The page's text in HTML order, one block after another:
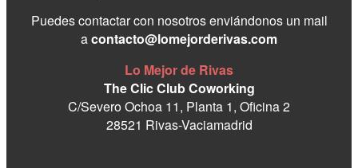
Puedes contactar con nosotros enviándonos un mail
acontacto@lomejorderivas.com
Lo Mejor de Rivas
The Clic Club Coworking
C/Severo Ochoa 11, Planta 1, Oficina 2
28521 Rivas-Vaciamadrid